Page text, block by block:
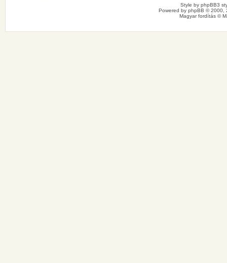
Style by phpBB3
Powered by phpBB © 2000,
Magyar fordítás ©